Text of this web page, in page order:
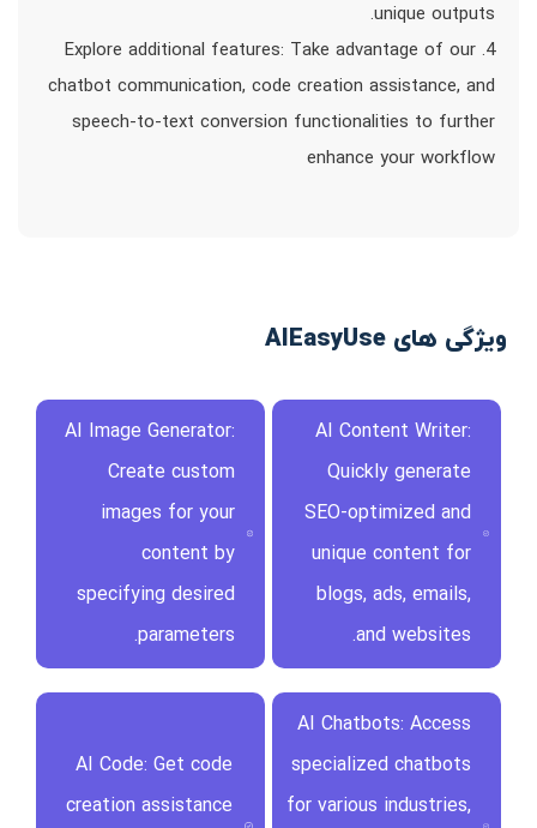
unique outputs.
4. Explore additional features: Take advantage of our
chatbot communication, code creation assistance, and
speech-to-text conversion functionalities to further
enhance your workflow
ویژگی های AIEasyUse
AI Content Writer:
Quickly generate
SEO-optimized and
unique content for
blogs, ads, emails,
and websites.
AI Image Generator:
Create custom
images for your
content by
specifying desired
parameters.
AI Chatbots: Access
specialized chatbots
for various industries,
AI Code: Get code
creation assistance